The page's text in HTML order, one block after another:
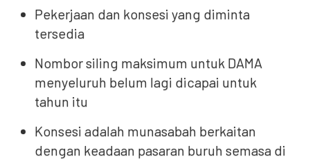
Pekerjaan dan konsesi yang diminta
tersedia
Nombor siling maksimum untuk DAMA
menyeluruh belum lagi dicapai untuk
tahun itu
Konsesi adalah munasabah berkaitan
dengan keadaan pasaran buruh semasa di